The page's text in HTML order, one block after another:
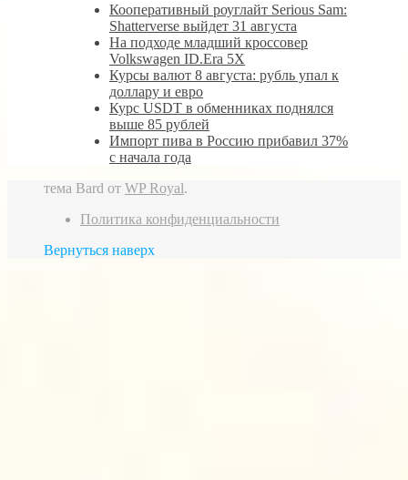
Кооперативный роуглайт Serious Sam:
Shatterverse выйдет 31 августа
На подходе младший кроссовер
Volkswagen ID.Era 5X
Курсы валют 8 августа: рубль упал к
доллару и евро
Курс USDT в обменниках поднялся
выше 85 рублей
Импорт пива в Россию прибавил 37%
с начала года
тема Bard от WP Royal.
Политика конфиденциальности
Вернуться наверх